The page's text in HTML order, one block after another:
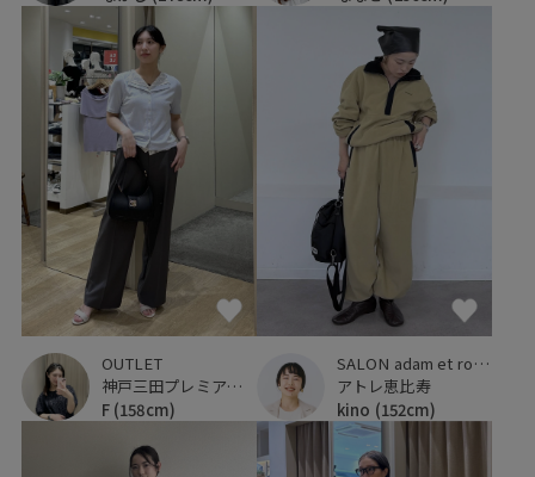
OUTLET
神戸三田プレミアム・アウトレット
F (158cm)
SALON adam et ropé
アトレ恵比寿
kino (152cm)